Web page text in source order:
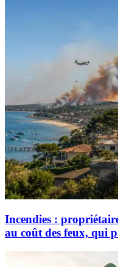
Incendies :
au coût des feux, qui